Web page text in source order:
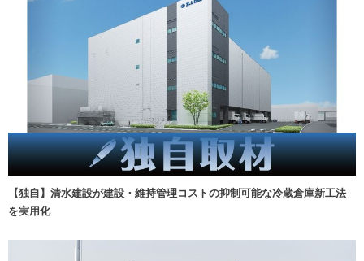
【独自】清水建設が建設・維持管理コストの抑制可能な冷蔵倉庫新工法
を実用化